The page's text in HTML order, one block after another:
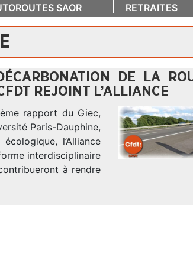
SAOR
RETRAITES
DE LA
REJOINT L’ALLIANCE
rapport du Giec,
Paris-Dauphine,
l’Alliance
interdisciplinaire
à rendre